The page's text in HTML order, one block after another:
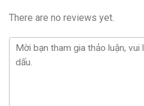
There are no reviews yet.